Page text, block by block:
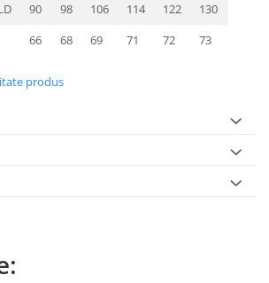
90 98 106 114 122
130
66 68 69 71 72 73
produs